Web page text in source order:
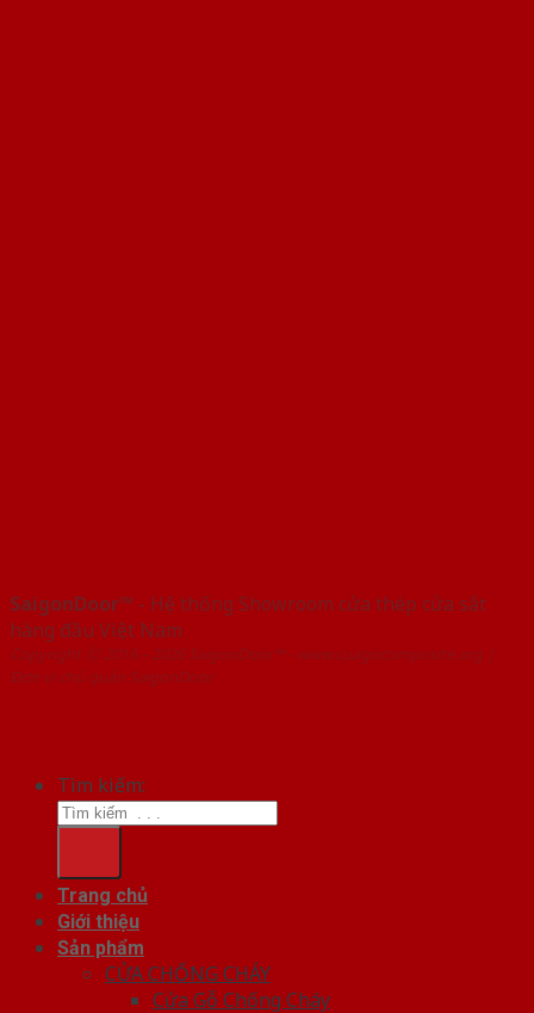
SaigonDoor™ - Hệ thống Showroom cửa thép cửa sắt
hàng đầu Việt Nam
Copyright ⓒ 2016 – 2026 SaigonDoor™ - www.cuagocomposite.org |
Đơn vị chủ quản SaigonDoor
Tìm kiếm:
Trang chủ
Giới thiệu
Sản phẩm
CỬA CHỐNG CHÁY
Cửa Gỗ Chống Cháy